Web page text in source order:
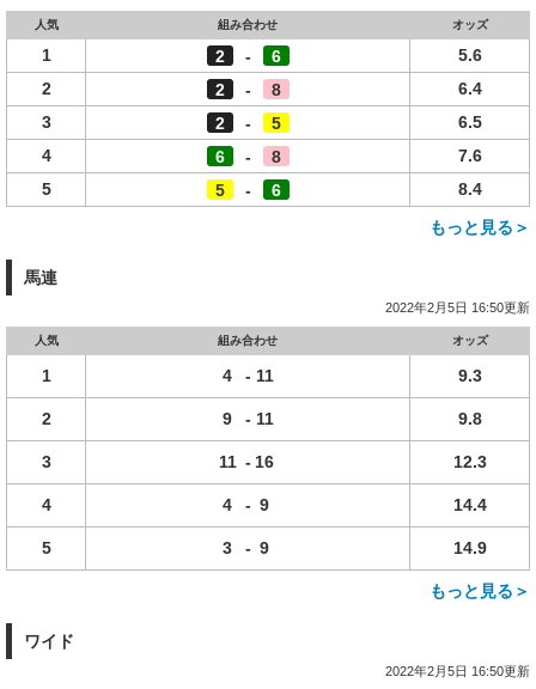
人気 組み合わせ オッズ
1 2 - 6
5.6
2
2 - 8
6.4
3
2 - 5
6.5
4
6 - 8
7.6
5
5 - 6
8.4
もっと見る＞
馬連
2022年2月5日 16:50更新
人気 組み合わせ オッズ
1 4 - 11 9.3
2 9 - 11 9.8
3 11 - 16 12.3
4 4 - 9 14.4
5 3 - 9 14.9
もっと見る＞
ワイド
2022年2月5日 16:50更新